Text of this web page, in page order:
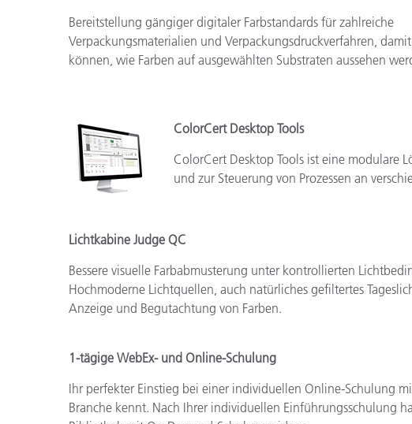
Bereitstellung gängiger digitaler Farbstandards für zahlreiche
Verpackungsmaterialien und Verpackungsdruckverfahren,
können, wie Farben auf ausgewählten Substraten aussehen
ColorCert Desktop Tools
ColorCert Desktop Tools ist eine modulare
und zur Steuerung von Prozessen an
Lichtkabine Judge QC
Bessere visuelle Farbabmusterung unter kontrollierten
Hochmoderne Lichtquellen, auch natürliches gefiltertes
Anzeige und Begutachtung von Farben.
1-tägige WebEx- und Online-Schulung
Ihr perfekter Einstieg bei einer individuellen Online-Schulung
Branche kennt. Nach Ihrer individuellen Einführungsschulung